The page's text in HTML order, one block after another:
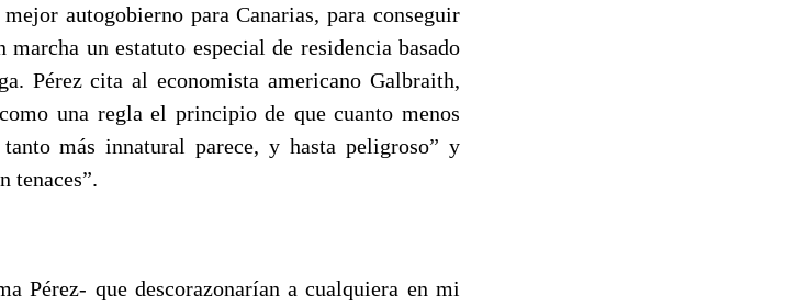
autogobierno para Canarias, para conseguir
un estatuto especial de residencia basado
Pérez cita al economista americano Galbraith,
una regla el principio de que cuanto menos
más innatural parece, y hasta peligroso” y
tenaces”.
Pérez- que descorazonarían a cualquiera en mi